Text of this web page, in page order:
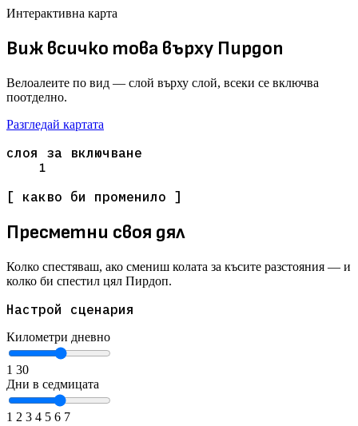
Интерактивна карта
Виж всичко това върху Пирдоп
Велоалеите по вид — слой върху слой, всеки се включва
поотделно.
Разгледай картата
слоя за включване
1
[ какво би променило ]
Пресметни своя дял
Колко спестяваш, ако смениш колата за късите разстояния — и
колко би спестил цял Пирдоп.
Настрой сценария
Километри дневно
1 30
Дни в седмицата
1 2 3 4 5 6 7